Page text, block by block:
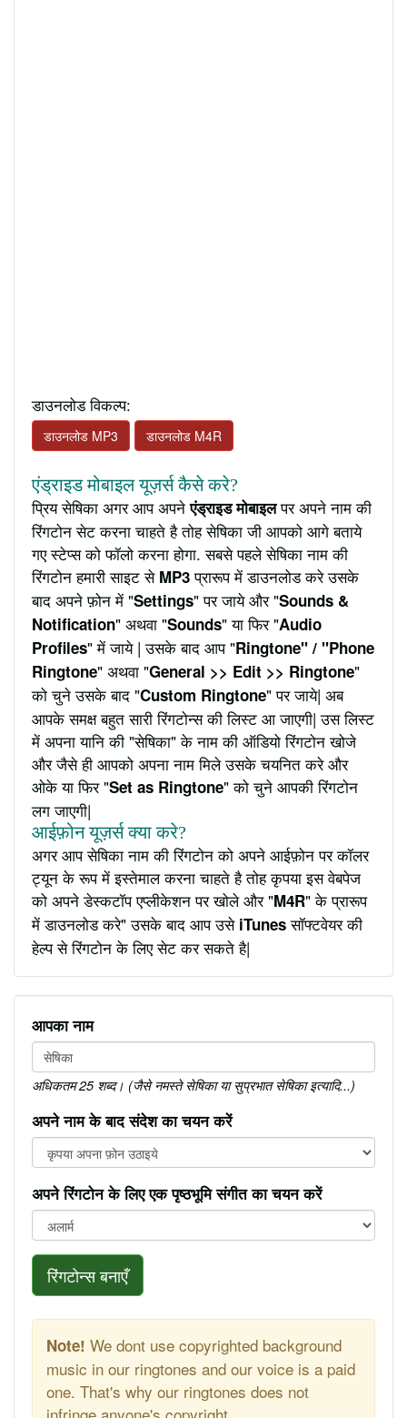
डाउनलोड विकल्प:
डाउनलोड MP3 डाउनलोड M4R
एंड्राइड मोबाइल यूज़र्स कैसे करे?
प्रिय सेषिका अगर आप अपनेएंड्राइड मोबाइलपर अपने नाम की
रिंगटोन सेट करना चाहते है तोह सेषिका जी आपको आगे बताये
गए स्टेप्स को फॉलो करना होगा. सबसे पहले सेषिका नाम की
रिंगटोन हमारी साइट से MP3प्रारूप में डाउनलोड करे उसके
बाद अपने फ़ोन में "Settings" पर जाये और "Sounds &
Notification" अथवा "Sounds" या फिर "Audio
Profiles" में जाये | उसके बाद आप "Ringtone" / "Phone
Ringtone" अथवा "General >> Edit >> Ringtone"
को चुने उसके बाद "Custom Ringtone" पर जाये| अब
आपके समक्ष बहुत सारी रिंगटोन्स की लिस्ट आ जाएगी| उस लिस्ट
में अपना यानि की "सेषिका" के नाम की ऑडियो रिंगटोन खोजे
और जैसे ही आपको अपना नाम मिले उसके चयनित करे और
ओके या फिर "Set as Ringtone" को चुने आपकी रिंगटोन
लग जाएगी|
आईफ़ोन यूज़र्स क्या करे?
अगर आप सेषिका नाम की रिंगटोन को अपने आईफ़ोन पर कॉलर
ट्यून के रूप में इस्तेमाल करना चाहते है तोह कृपया इस वेबपेज
को अपने डेस्कटॉप एप्लीकेशन पर खोले और "M4R" के प्रारूप
में डाउनलोड करे" उसके बाद आप उसे iTunesसॉफ्टवेयर की
हेल्प से रिंगटोन के लिए सेट कर सकते है|
आपका नाम
अधिकतम 25 शब्द। (जैसे नमस्ते सेषिका या सुप्रभात सेषिका इत्यादि...)
अपने नाम के बाद संदेश का चयन करें
अपने रिंगटोन के लिए एक पृष्ठभूमि संगीत का चयन करें
रिंगटोन्स बनाएँ
Note! We dont use copyrighted background
music in our ringtones and our voice is a paid
one. That's why our ringtones does not
infringe anyone's copyright.